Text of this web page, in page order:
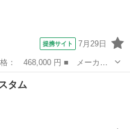
提携サイト 7月29日
＋ ■ グレード名： Ｇ・Ｌ
リアシート有り アイドリ
タム